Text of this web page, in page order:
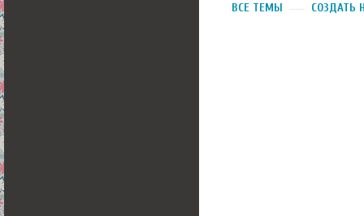
ВСЕ ТЕМЫ СОЗДАТЬ